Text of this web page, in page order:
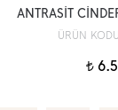
ANTRASİT
ÜRÜN
t